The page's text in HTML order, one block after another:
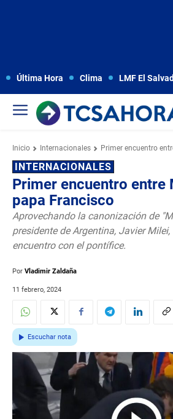
Última Hora Clima LMF El
Inicio Internacionales Primer encuentro
INTERNACIONALES
Primer encuentro entre
papa Francisco
Aprovechando la canonización de
presidente de Argentina, Javier
encuentro con el pontífice.
Por Vladimir Zaldaña
11 febrero, 2024
Escuchar nota